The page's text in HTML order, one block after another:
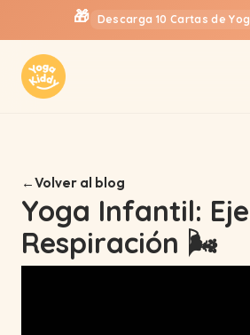
🎁 Descarga 10 Cartas de
Volver al blog
Yoga Infantil:
Respiración 🌬️